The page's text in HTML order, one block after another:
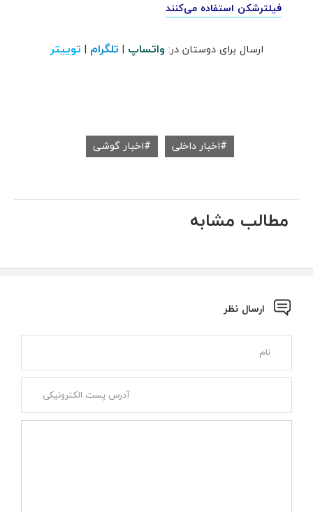
فیلترشکن استفاده می‌کنند
ارسال برای دوستان در: واتساپ | تلگرام | توییتر
اخبار داخلی اخبار گوشی
مطالب مشابه
ارسال نظر